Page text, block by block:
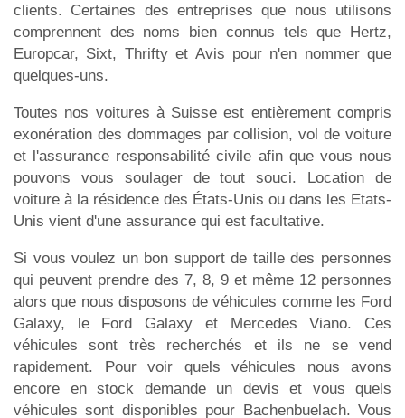
clients. Certaines des entreprises que nous utilisons
comprennent des noms bien connus tels que Hertz,
Europcar, Sixt, Thrifty et Avis pour n'en nommer que
quelques-uns.
Toutes nos voitures à Suisse est entièrement compris
exonération des dommages par collision, vol de voiture
et l'assurance responsabilité civile afin que vous nous
pouvons vous soulager de tout souci. Location de
voiture à la résidence des États-Unis ou dans les Etats-
Unis vient d'une assurance qui est facultative.
Si vous voulez un bon support de taille des personnes
qui peuvent prendre des 7, 8, 9 et même 12 personnes
alors que nous disposons de véhicules comme les Ford
Galaxy, le Ford Galaxy et Mercedes Viano. Ces
véhicules sont très recherchés et ils ne se vend
rapidement. Pour voir quels véhicules nous avons
encore en stock demande un devis et vous quels
véhicules sont disponibles pour Bachenbuelach. Vous